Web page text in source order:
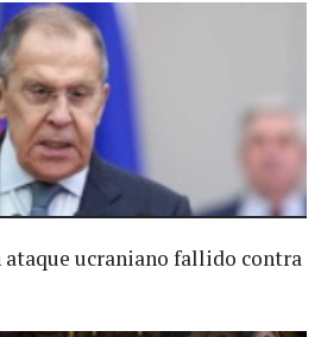
ucraniano fallido contra